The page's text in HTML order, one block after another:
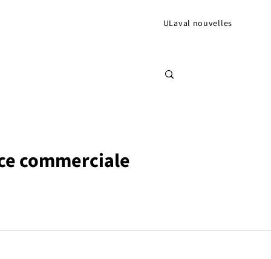
ULaval nouvelles
commerciale